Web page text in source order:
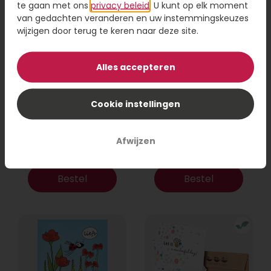
Van harte
gefeliciteerd!
Bestel
Hoera een
gewelddogge dag
Bestel
te gaan met ons privacy beleid . U kunt op elk moment
van gedachten veranderen en uw instemmingskeuzes
wijzigen door terug te keren naar deze site.
Alles accepteren
Cookie instellingen
Afwijzen